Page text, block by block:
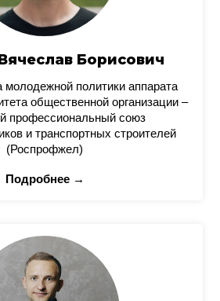
Борисович
молодежной политики аппарата
общественной организации –
профессиональный союз
и транспортных строителей
(Роспрофжел)
Подробнее →